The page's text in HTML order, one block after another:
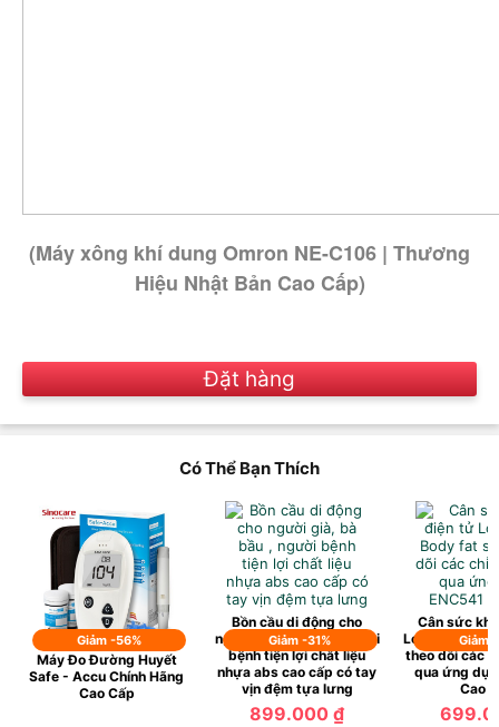
(Máy xông khí dung Omron NE-C106 | Thương
Hiệu Nhật Bản Cao Cấp)
Đặt hàng
Có Thể Bạn Thích
Giảm -56%
Máy Đo Đường Huyết
Safe - Accu Chính Hãng
Cao Cấp
Giảm -31%
Bồn cầu di động cho
người già, bà bầu , người
bệnh tiện lợi chất liệu
nhựa abs cao cấp có tay
vịn đệm tựa lưng
899.000 ₫
Giảm
Cân sức
Lock&Lock
theo dõi các
qua ứng
Cao